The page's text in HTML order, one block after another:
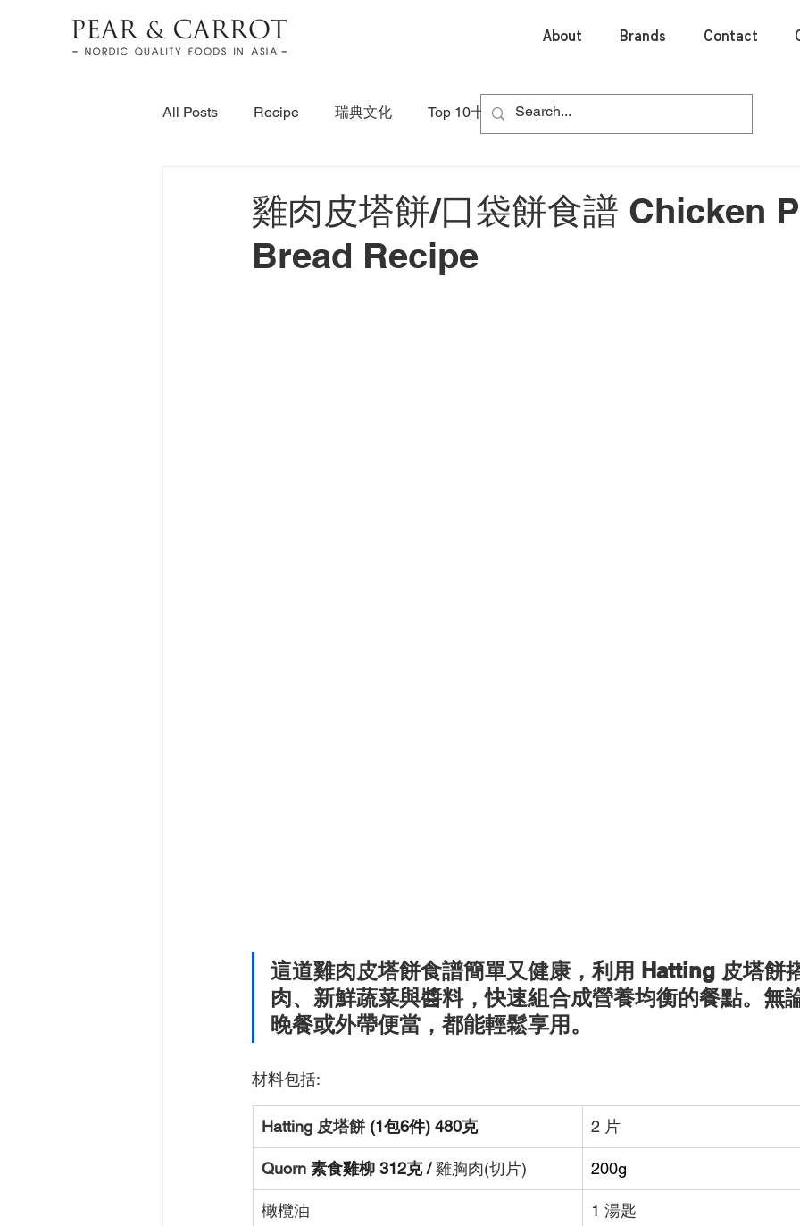
About Brands Contact
All Posts Recipe 瑞典文化 Top 10十大熱門
雞肉皮塔餅/口袋餅食譜 Chicken
Bread Recipe
這道雞肉皮塔餅食譜簡單又健康，利用 Hatting 皮塔餅
肉、新鮮蔬菜與醬料，快速組合成營養均衡的餐點。無
晚餐或外帶便當，都能輕鬆享用。
材料包括:
Hatting 皮塔餅 (1包6件) 480克 2 片
Quorn 素食雞柳 312克 / 雞胸肉(切片) 200g
橄欖油 1 湯匙